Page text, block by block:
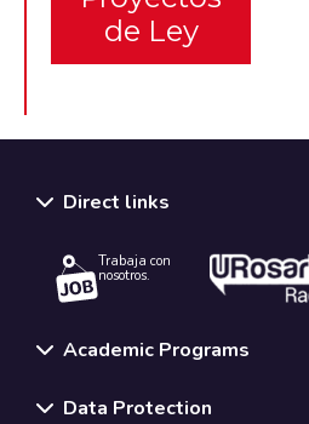
de Ley
Direct links
Trabaja con
nosotros.
Academic Programs
Data Protection